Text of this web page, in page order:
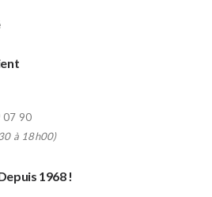
07 90
à 18h00)
1968 !